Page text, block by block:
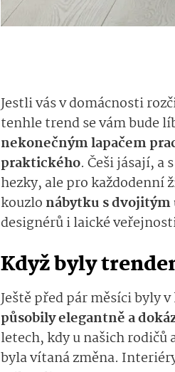
Jestli vás v domácnosti
tenhle trend se vám bude
nekonečným lapačem
praktického. Češi jásají, a
hezky, ale pro každodenní
kouzlo nábytku s dvojitým
designérů i laické
Když byly
Ještě před pár měsíci byly
působily elegantně a
letech, kdy u našich
byla vítaná změna.